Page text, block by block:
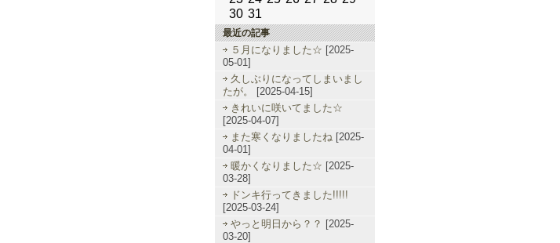
30 31
最近の記事
５月になりました☆ [2025-
05-01]
久しぶりになってしまいまし
たが。
[2025-04-15]
きれいに咲いてました☆
[2025-04-07]
また寒くなりましたね [2025-
04-01]
暖かくなりました☆ [2025-
03-28]
ドンキ行ってきました!!!!!
[2025-03-24]
やっと明日から？？ [2025-
03-20]